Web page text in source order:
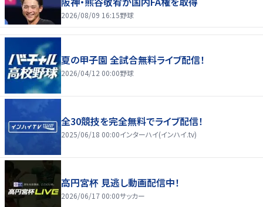
2026/08/09 16:15野球
夏の甲子園 全試合無料ライブ配信！
2026/04/12 00:00野球
全30競技を完全無料でライブ配信！
2025/06/18 00:00インターハイ(インハイ.tv)
高円宮杯 見逃し動画配信中！
2026/06/17 00:00サッカー